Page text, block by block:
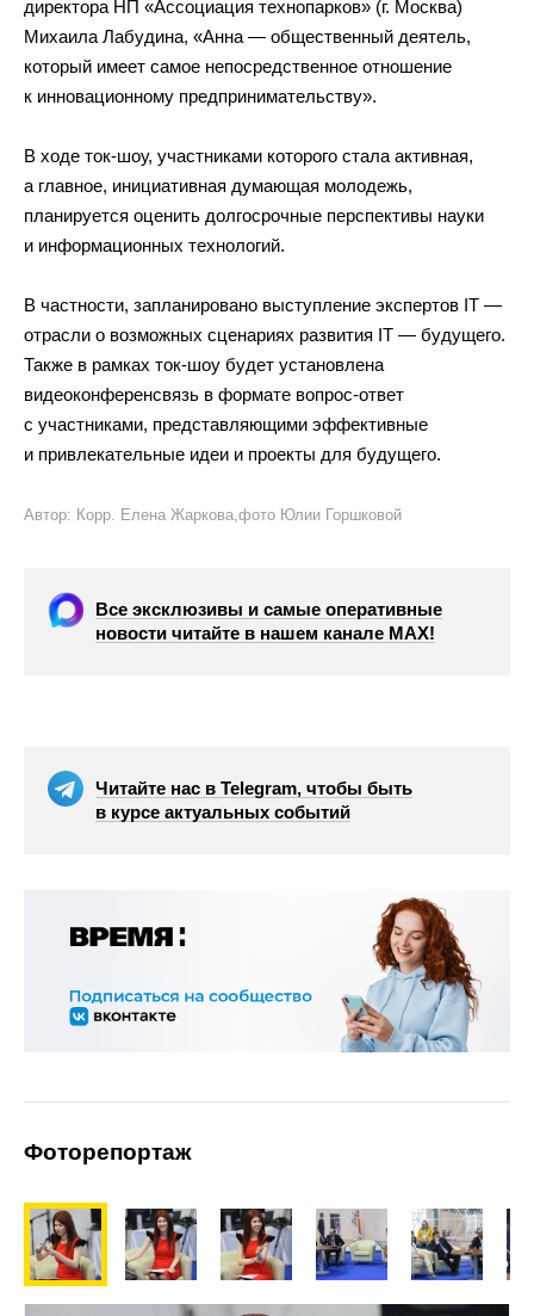
директора НП «Ассоциация технопарков» (г. Москва)
Михаила Лабудина, «Анна — общественный деятель,
который имеет самое непосредственное отношение
к инновационному предпринимательству».
В ходе ток-шоу, участниками которого стала активная,
а главное, инициативная думающая молодежь,
планируется оценить долгосрочные перспективы науки
и информационных технологий.
В частности, запланировано выступление экспертов IT —
отрасли о возможных сценариях развития IT — будущего.
Также в рамках ток-шоу будет установлена
видеоконференсвязь в формате вопрос-ответ
с участниками, представляющими эффективные
и привлекательные идеи и проекты для будущего.
Автор: Корр. Елена Жаркова,фото Юлии Горшковой
Все эксклюзивы и самые оперативные
новости читайте в нашем канале МАХ!
Читайте нас в Telegram, чтобы быть
в курсе актуальных событий
Фоторепортаж